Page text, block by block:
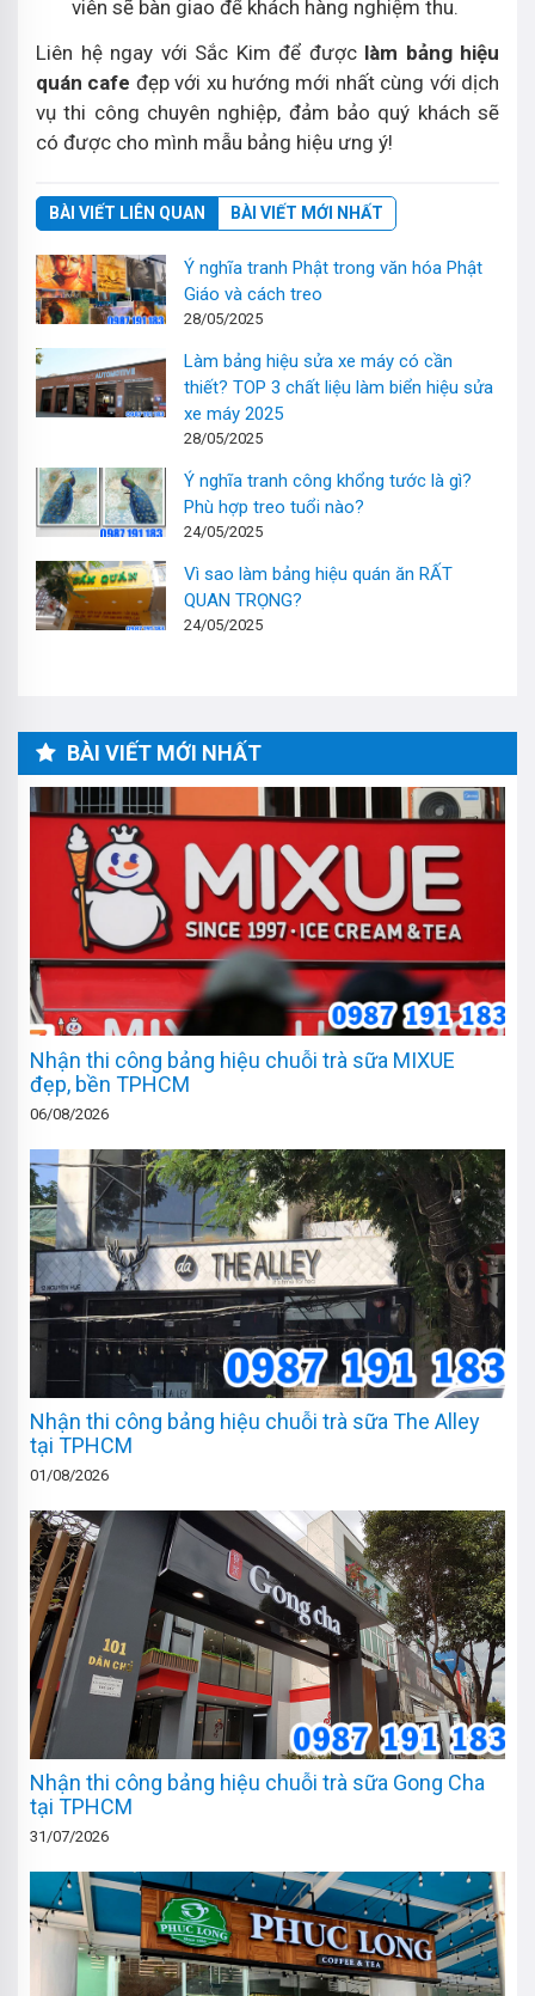
viên sẽ bàn giao để khách hàng nghiệm thu.
Liên hệ ngay với Sắc Kim để được làm bảng hiệu
quán cafe đẹp với xu hướng mới nhất cùng với dịch
vụ thi công chuyên nghiệp, đảm bảo quý khách sẽ
có được cho mình mẫu bảng hiệu ưng ý!
BÀI VIẾT LIÊN QUAN BÀI VIẾT MỚI NHẤT
Ý nghĩa tranh Phật trong văn hóa Phật
Giáo và cách treo
28/05/2025
Làm bảng hiệu sửa xe máy có cần
thiết? TOP 3 chất liệu làm biển hiệu sửa
xe máy 2025
28/05/2025
Ý nghĩa tranh công khổng tước là gì?
Phù hợp treo tuổi nào?
24/05/2025
Vì sao làm bảng hiệu quán ăn RẤT
QUAN TRỌNG?
24/05/2025
BÀI VIẾT MỚI NHẤT
Nhận thi công bảng hiệu chuỗi trà sữa MIXUE
đẹp, bền TPHCM
06/08/2026
Nhận thi công bảng hiệu chuỗi trà sữa The Alley
tại TPHCM
01/08/2026
Nhận thi công bảng hiệu chuỗi trà sữa Gong Cha
tại TPHCM
31/07/2026